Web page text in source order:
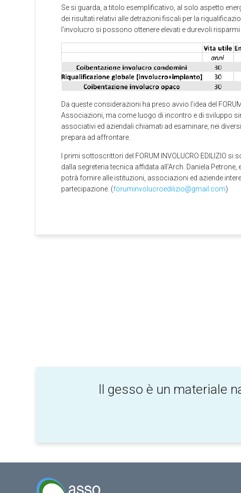
Se si guarda, a titolo esemplificativo, al solo aspetto
dei risultati relativi alle detrazioni fiscali per la
l'involucro si possono ottenere elevati e durevoli
Da queste considerazioni ha preso avvio l’idea del
Associazioni, ma come luogo di incontro e di sviluppo
associativi ed aziendali chiamati ad esaminare, nei
prepara ad affrontare.
I primi sottoscrittori del FORUM INVOLUCRO EDILIZIO
dalla segreteria tecnica affidata all’Arch. Daniela
potrà fornire alle istituzioni, associazioni ed aziende
partecipazione. (foruminvolucroedilizio@gmail.com)
Il gesso è un materiale